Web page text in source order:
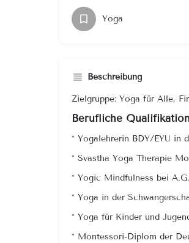
Yoga
Beschreibung
Zielgruppe: Yoga für Alle,
Berufliche
* Yogalehrerin BDY/EYU in
* Svastha Yoga Therapie
* Yogic Mindfulness bei
* Yoga in der
* Yoga für Kinder und
* Montessori-Diplom der